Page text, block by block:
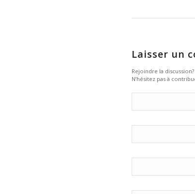
Laisser un
Rejoindre la discussion?
N’hésitez pas à